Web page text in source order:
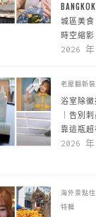
城區美
時空縮影
2026
老屋翻新
浴室除
｜告別
靠這瓶超
2026
海外景點
特輯